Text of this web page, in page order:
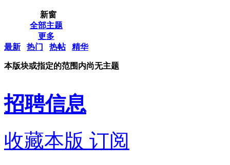
新窗
全部主题
更多
最新
热门 热帖 精华
本版块或指定的范围内尚无主题
招聘信息
收藏本版 订阅